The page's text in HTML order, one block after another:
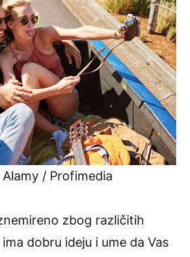
/ Profimedia
zbog različitih
dobru ideju i ume da Vas